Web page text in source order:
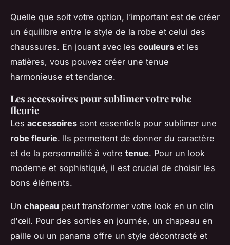
Quelle que soit votre option, l’important est de créer
un équilibre entre le style de la robe et celui des
chaussures. En jouant avec les couleurs et les
matières, vous pouvez créer une tenue
harmonieuse et tendance.
Les accessoires pour sublimer votre robe
fleurie
Les accessoires sont essentiels pour sublimer une
robe fleurie. Ils permettent de donner du caractère
et de la personnalité à votre tenue. Pour un look
moderne et sophistiqué, il est crucial de choisir les
bons éléments.
Un chapeau peut transformer votre look en un clin
d'œil. Pour des sorties en journée, un chapeau en
paille ou un panama offre un style décontracté et